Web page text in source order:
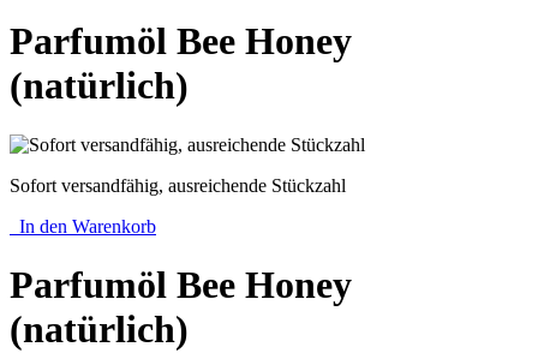
Parfumöl Bee Honey
(natürlich)
Sofort versandfähig, ausreichende Stückzahl
In den Warenkorb
Parfumöl Bee Honey
(natürlich)